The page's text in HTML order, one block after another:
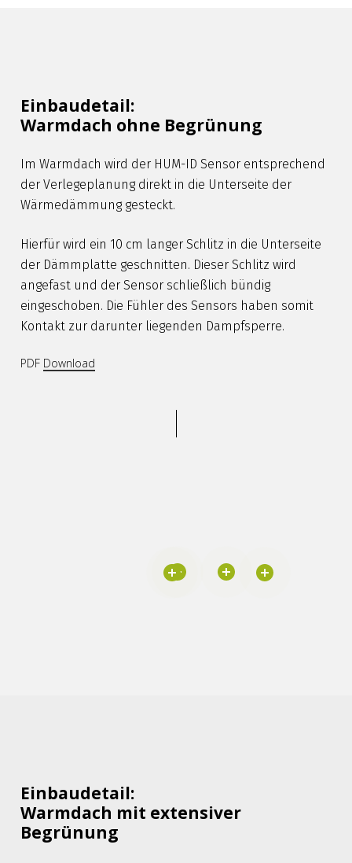
Einbaudetail:
Warmdach ohne Begrünung
Im Warmdach wird der HUM-ID Sensor entsprechend
der Verlegeplanung direkt in die Unterseite der
Wärmedämmung gesteckt.
Hierfür wird ein 10 cm langer Schlitz in die Unterseite
der Dämmplatte geschnitten. Dieser Schlitz wird
angefast und der Sensor schließlich bündig
eingeschoben. Die Fühler des Sensors haben somit
Kontakt zur darunter liegenden Dampfsperre.
PDF Download
Einbaudetail:
Warmdach mit extensiver
Begrünung